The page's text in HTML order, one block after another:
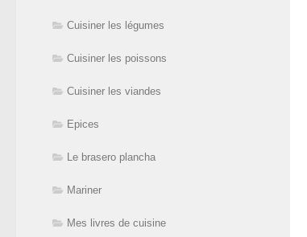
Cuisiner les légumes
Cuisiner les poissons
Cuisiner les viandes
Epices
Le brasero plancha
Mariner
Mes livres de cuisine